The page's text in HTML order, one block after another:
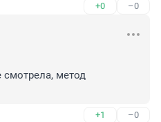
+0 –0
метод
+1 –0